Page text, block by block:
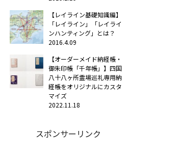
【レイライン基礎知識編】
「レイライン」「レイライ
ンハンティング」とは？
2016.4.09
【オーダーメイド納経帳・
御朱印帳「千年帳」】四国
八十八ヶ所霊場巡礼専用納
経帳をオリジナルにカスタ
マイズ
2022.11.18
スポンサーリンク